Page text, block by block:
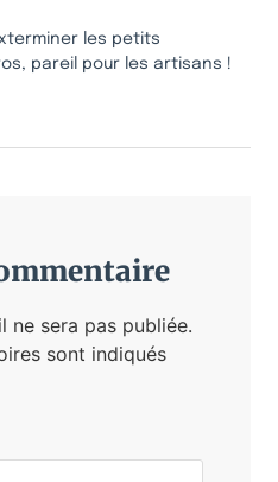
les petits
pareil pour les artisans !
ne sera pas publiée.
sont indiqués